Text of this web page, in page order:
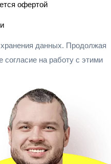
офертой
данных. Продолжая
согласие на работу с этими